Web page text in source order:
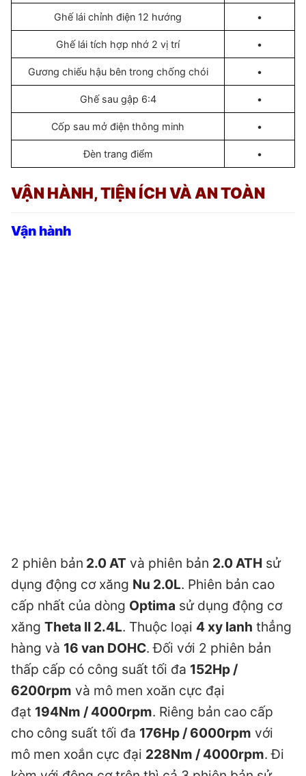
Ghế lái chỉnh điện 12 hướng •
Ghế lái tích hợp nhớ 2 vị trí •
Gương chiếu hậu bên trong chống chói •
Ghế sau gập 6:4 •
Cốp sau mở điện thông minh •
Đèn trang điểm •
VẬN HÀNH, TIỆN ÍCH VÀ AN TOÀN
Vận hành
2 phiên bản 2.0 AT và phiên bản 2.0 ATH sử
dụng động cơ xăng Nu 2.0L. Phiên bản cao
cấp nhất của dòng Optima sử dụng động cơ
xăng Theta II 2.4L. Thuộc loại 4 xy lanh thẳng
hàng và 16 van DOHC. Đối với 2 phiên bản
thấp cấp có công suất tối đa 152Hp /
6200rpm và mô men xoăn cực đại
đạt 194Nm / 4000rpm. Riêng bản cao cấp
cho công suất tối đa 176Hp / 6000rpm với
mô men xoắn cực đại 228Nm / 4000rpm. Đi